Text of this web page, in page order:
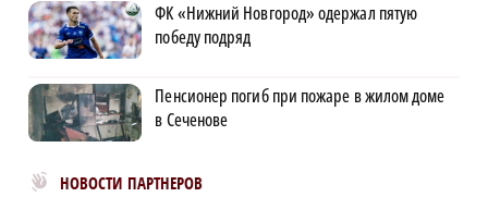
ФК «Нижний Новгород» одержал пятую
победу подряд
Пенсионер погиб при пожаре в жилом доме
в Сеченове
НОВОСТИ ПАРТНЕРОВ
Новости МирТесен